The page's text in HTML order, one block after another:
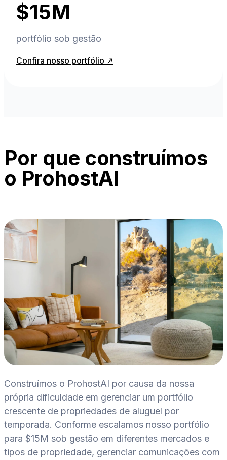
$15M
portfólio sob gestão
Confira nosso portfólio ↗
Por que construímos
o ProhostAI
Construímos o ProhostAI por causa da nossa
própria dificuldade em gerenciar um portfólio
crescente de propriedades de aluguel por
temporada. Conforme escalamos nosso portfólio
para $15M sob gestão em diferentes mercados e
tipos de propriedade, gerenciar comunicações com